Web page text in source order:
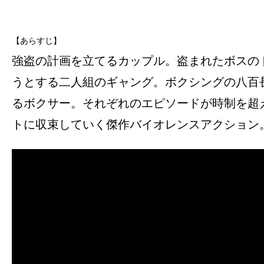
【あらすじ】
強盗の計画を立てるカップル。盗まれたボス
うとする二人組のギャング。ボクシングの八
るボクサー。それぞれのエピソードが時制を
トに収束していく傑作バイオレンスアクション